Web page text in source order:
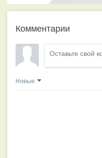
Комментарии
Новые